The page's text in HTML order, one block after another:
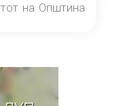
на Општина